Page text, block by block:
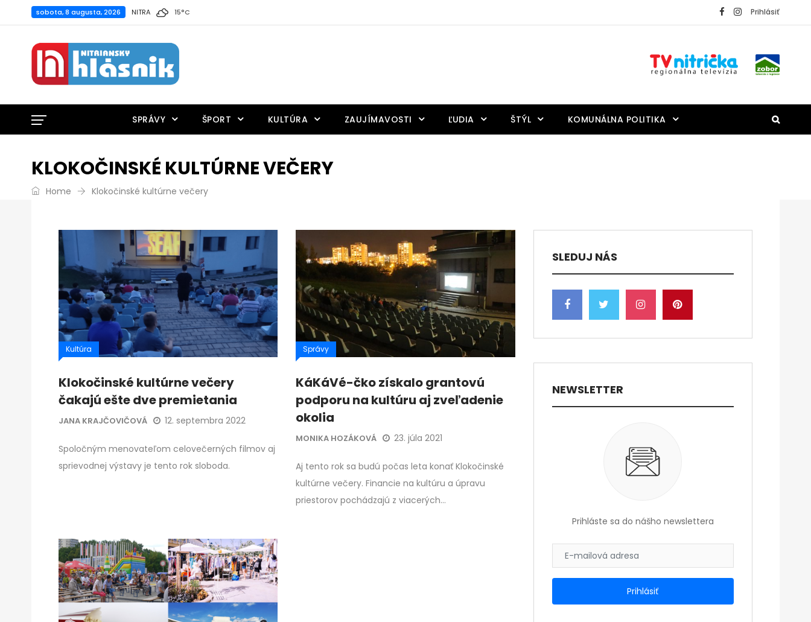
sobota, 8 augusta, 2026 NITRA 15°C Prihlásiť
SPRÁVY ŠPORT KULTÚRA ZAUJÍMAVOSTI ĽUDIA ŠTÝL KOMUNÁLNA POLITIKA
KLOKOČINSKÉ KULTÚRNE VEČERY
Home Klokočinské kultúrne večery
Kultúra
Klokočinské kultúrne večery
čakajú ešte dve premietania
JANA KRAJČOVIČOVÁ 12. septembra 2022
Spoločným menovateľom celovečerných filmov aj
sprievodnej výstavy je tento rok sloboda.
Správy
KáKáVé-čko získalo grantovú
podporu na kultúru aj zveľadenie
okolia
MONIKA HOZÁKOVÁ 23. júla 2021
Aj tento rok sa budú počas leta konať Klokočinské
kultúrne večery. Financie na kultúru a úpravu
priestorov pochádzajú z viacerých…
SLEDUJ NÁS
NEWSLETTER
Prihláste sa do nášho newslettera